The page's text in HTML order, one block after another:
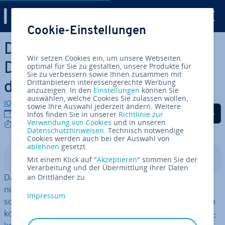
Zum Haupt­in­halt springen
Do­ku­men­ten­ori­en­tier­te
Datenbank: Wie funk­tio­niert
der Document Store?
IONOS Redaktion
11.12.2019
4 mins
Auf Facebook teilen
Auf Twitter teilen
Auf LinkedIn
In­halts­ver­zeich­nis
Da­ten­ban­ken sind notwendig, um In­for­ma­tio­nen ver­
nünf­tig or­ga­ni­sie­ren zu können. Doch es gibt un­ter­
schied­li­che Methoden, wie Da­ten­ban­ken aufgebaut sein
können. In der EDV sind vor allem
re­la­tio­na­le Da­ten­ban­
Cookie-Einstellungen
Wir setzen Cookies ein, um unsere Webseiten
optimal für Sie zu gestalten, unsere Produkte für
Sie zu verbessern sowie Ihnen zusammen mit
Drittanbietern interessengerechte Werbung
anzuzeigen. In den Einstellungen können Sie
auswählen, welche Cookies Sie zulassen wollen,
sowie Ihre Auswahl jederzeit ändern. Weitere
Infos finden Sie in unserer Richtlinie zur
Verwendung von Cookies und in unseren
Datenschutzhinweisen. Technisch notwendige
Cookies werden auch bei der Auswahl von
ablehnen gesetzt.
Mit einem Klick auf "Akzeptieren" stimmen Sie der
Verarbeitung und der Übermittlung Ihrer Daten
an Drittländer zu.
Impressum